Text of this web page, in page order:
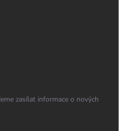
zasílat informace o nových